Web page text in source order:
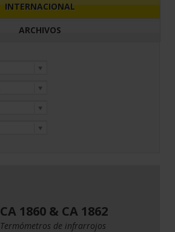
INTERNACIONAL
ARCHIVOS
CA 1860 & CA 1862
Termómetros de infrarrojos